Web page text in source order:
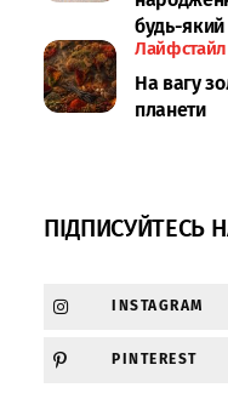
будь-
Лайфстайл
На вагу
планети
ПІДПИСУЙТЕСЬ
INSTAGRAM
PINTEREST